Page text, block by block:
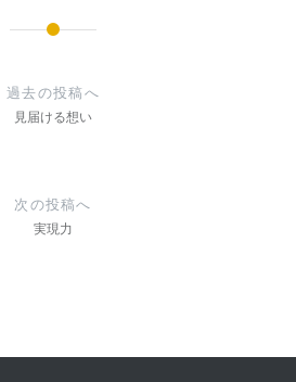
過去の投稿へ
見届ける想い
次の投稿へ
実現力